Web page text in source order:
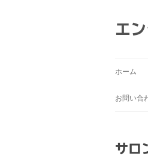
ン
ツ
ッ
エ
ホーム
お問い合
サロ